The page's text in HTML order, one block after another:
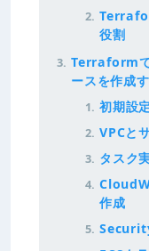
役割
Terraformで
ースを作成
初期設定
VPCと
タスク
作成